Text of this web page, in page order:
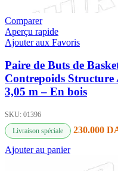
Comparer
Aperçu rapide
Ajouter aux Favoris
Paire de Buts de
Contrepoids Structure
3,05 m – En bois
SKU: 01396
Livraison spéciale
230.000
Ajouter au panier